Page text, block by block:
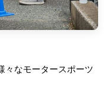
々なモータースポーツ